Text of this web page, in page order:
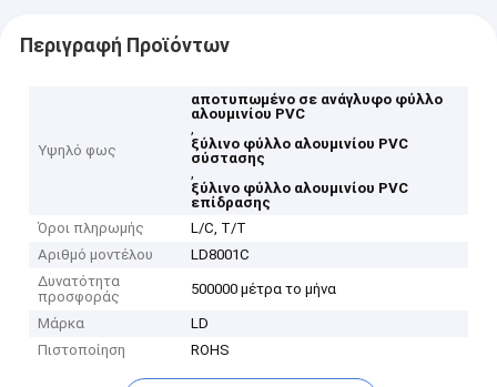
Περιγραφή Προϊόντων
Υψηλό φως
αποτυπωμένο σε ανάγλυφο φύλλο
αλουμινίου PVC
,
ξύλινο φύλλο αλουμινίου PVC
σύστασης
,
ξύλινο φύλλο αλουμινίου PVC
επίδρασης
Όροι πληρωμής
L/C, T/T
Αριθμό μοντέλου
LD8001C
Δυνατότητα
προσφοράς
500000 μέτρα το μήνα
Μάρκα
LD
Πιστοποίηση
ROHS